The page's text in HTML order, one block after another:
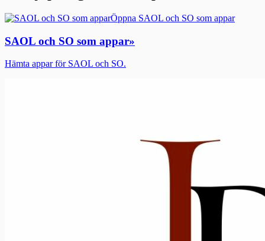
Öppna SAOL och SO som appar
SAOL och SO som appar»
Hämta appar för SAOL och SO.